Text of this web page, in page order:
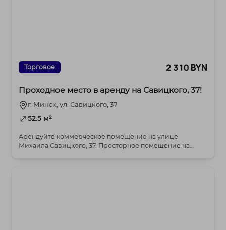
Торговое 2 310 BYN
Проходное место в аренду на Савицкого, 37!
г. Минск, ул. Савицкого, 37
52.5 м²
Арендуйте коммерческое помещение на улице
Михаила Савицкого, 37. Просторное помещение на